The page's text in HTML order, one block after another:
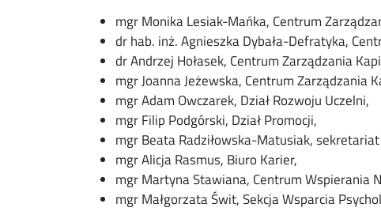
mgr Monika Lesiak-Mańka, Centrum
dr hab. inż. Agnieszka Dybała-Defratyka,
dr Andrzej Hołasek, Centrum Zarządzania
mgr Joanna Jeżewska, Centrum Zarządzania
mgr Adam Owczarek, Dział Rozwoju Uczelni,
mgr Filip Podgórski, Dział Promocji,
mgr Beata Radziłowska-Matusiak,
mgr Alicja Rasmus, Biuro Karier,
mgr Martyna Stawiana, Centrum Wspierania
mgr Małgorzata Świt, Sekcja Wsparcia